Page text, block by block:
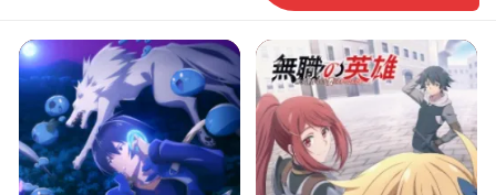
الحلقة 72
الحلقة 73
الحلقة 74
الحلقة 75